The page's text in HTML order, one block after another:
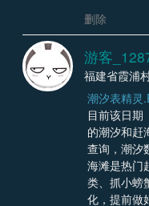
删除
游客
福建省霞浦
潮汐表精灵
目前该日期
的潮汐和赶
查询，潮汐
海滩是热门
类、抓小螃
化，提前做